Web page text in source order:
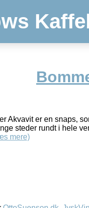
Akvavit er en snaps,
steder rundt i hele
mere)